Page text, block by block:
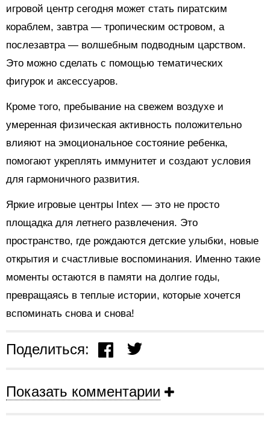
игровой центр сегодня может стать пиратским
кораблем, завтра — тропическим островом, а
послезавтра — волшебным подводным царством.
Это можно сделать с помощью тематических
фигурок и аксессуаров.
Кроме того, пребывание на свежем воздухе и
умеренная физическая активность положительно
влияют на эмоциональное состояние ребенка,
помогают укреплять иммунитет и создают условия
для гармоничного развития.
Яркие игровые центры Intex — это не просто
площадка для летнего развлечения. Это
пространство, где рождаются детские улыбки, новые
открытия и счастливые воспоминания. Именно такие
моменты остаются в памяти на долгие годы,
превращаясь в теплые истории, которые хочется
вспоминать снова и снова!
Поделиться:
Показать комментарии